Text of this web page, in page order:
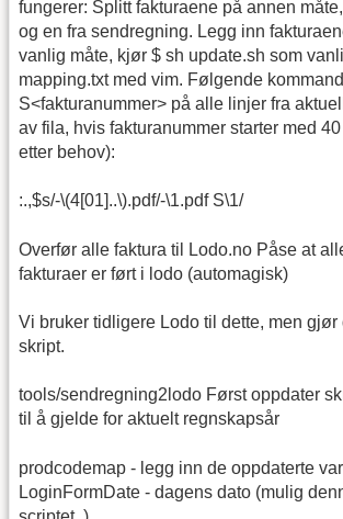
fungerer: Splitt fakturaene på annen
og en fra sendregning. Legg inn
vanlig måte, kjør $ sh update.sh som
mapping.txt med vim. Følgende
S<fakturanummer> på alle linjer fra
av fila, hvis fakturanummer starter med
etter behov):
:.,$s/-\(4[01]..\).pdf/-\1.pdf S\1/
Overfør alle faktura til Lodo.no Påse at
fakturaer er ført i lodo (automagisk)
Vi bruker tidligere Lodo til dette, men gjør
skript.
tools/sendregning2lodo Først oppdater
til å gjelde for aktuelt regnskapsår
prodcodemap - legg inn de oppdaterte
LoginFormDate - dagens dato (mulig